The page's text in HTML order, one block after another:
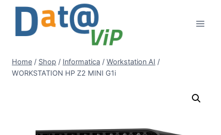
Salta
contenuto
Home / Shop / Informatica / Workstation AI /
WORKSTATION HP Z2 MINI G1i